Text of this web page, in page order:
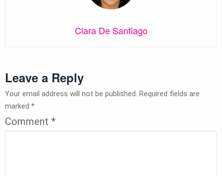
Clara De Santiago
Leave a Reply
Your email address will not be published. Required fields are
marked *
Comment *